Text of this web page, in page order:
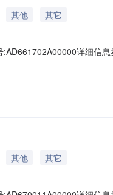
其他
其它
详细信
代码描述:上表面锌层重量
其他
其它